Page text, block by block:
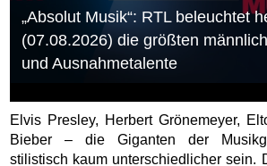
„Absolut Musik“: RTL beleuchtet
(07.08.2026) die größten
und Ausnahmetalente
Elvis Presley, Herbert Grönemeyer,
Bieber – die Giganten der
stilistisch kaum unterschiedlicher sein.